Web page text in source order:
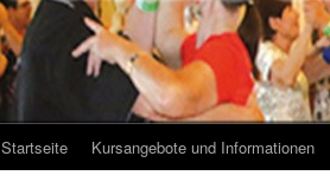
Startseite Kursangebote und Informationen